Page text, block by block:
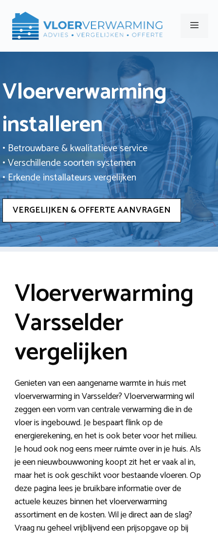
naar
Menu
Vloerverwarming
installeren
• Betrouwbare & kwalitatieve service
• Verschillende soorten systemen
• Erkende installateurs vergelijken
VERGELIJKEN & OFFERTE AANVRAGEN
Vloerverwarming
Varsselder
vergelijken
Genieten van een aangename warmte in huis met
vloerverwarming in Varsselder? Vloerverwarming wil
zeggen een vorm van centrale verwarming die in de
vloer is ingebouwd. Je bespaart flink op de
energierekening, en het is ook beter voor het milieu.
Je houd ook nog eens meer ruimte over in je huis. Als
je een nieuwbouwwoning koopt zit het er vaak al in,
maar het is ook geschikt voor bestaande vloeren. Op
deze pagina lees je bruikbare informatie over de
actuele keuzes binnen het vloerverwarming
assortiment en de kosten. Wil je direct aan de slag?
Vraag nu geheel vrijblijvend een prijsopgave op bij